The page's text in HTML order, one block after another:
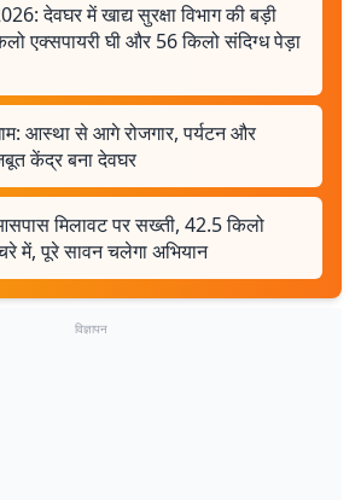
देवघर में खाद्य सुरक्षा विभाग की बड़ी
एक्सपायरी घी और 56 किलो संदिग्ध पेड़ा
आस्था से आगे रोजगार, पर्यटन और
केंद्र बना देवघर
मिलावट पर सख्ती, 42.5 किलो
में, पूरे सावन चलेगा अभियान
विज्ञापन